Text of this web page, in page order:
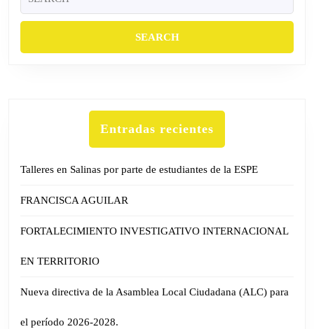
for:
Entradas recientes
Talleres en Salinas por parte de estudiantes de la ESPE
FRANCISCA AGUILAR
FORTALECIMIENTO INVESTIGATIVO INTERNACIONAL
EN TERRITORIO
Nueva directiva de la Asamblea Local Ciudadana (ALC) para
el período 2026-2028.